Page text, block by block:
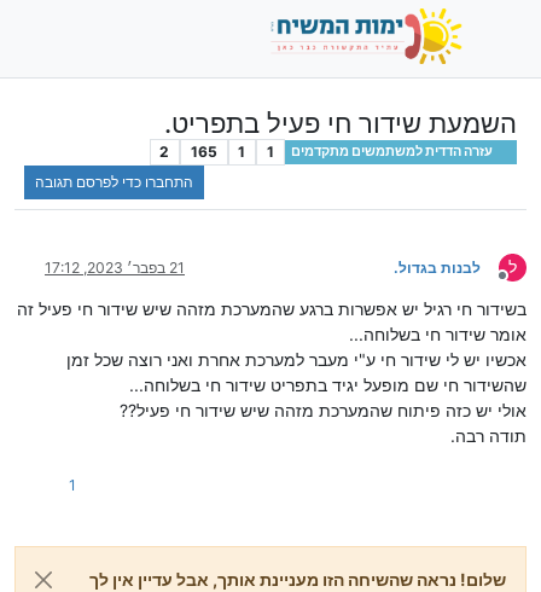
השמעת שידור חי פעיל בתפריט.
עזרה הדדית למשתמשים מתקדמים 1
1
165
2
התחברו כדי לפרסם תגובה
ל
מנותק
לבנות בגדול. 21 בפבר׳ 2023, 17:12
בשידור חי רגיל יש אפשרות ברגע שהמערכת מזהה שיש שידור חי פעיל זה
אומר שידור חי בשלוחה...
אכשיו יש לי שידור חי ע"י מעבר למערכת אחרת ואני רוצה שכל זמן
שהשידור חי שם מופעל יגיד בתפריט שידור חי בשלוחה...
אולי יש כזה פיתוח שהמערכת מזהה שיש שידור חי פעיל??
תודה רבה.
1
שלום! נראה שהשיחה הזו מעניינת אותך, אבל עדיין אין לך